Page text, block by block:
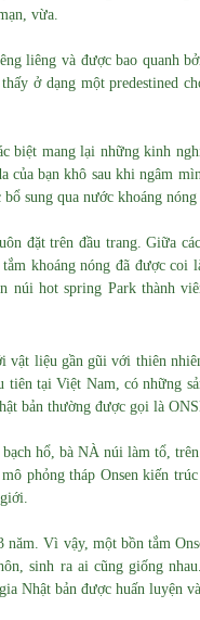
vừa.
liêng và được bao quanh
ở dạng một predestined
biệt mang lại những kinh
của bạn khô sau khi ngâm
sung qua nước khoáng nóng
đặt trên đầu trang. Giữa
khoáng nóng đã được coi
hot spring Park thành
liệu gần gũi với thiên
tại Việt Nam, có những
bản thường được gọi là
hổ, bà NÀ núi làm tổ,
phỏng tháp Onsen kiến
Vì vậy, một bồn tắm
sinh ra ai cũng giống
Nhật bản được huấn luyện